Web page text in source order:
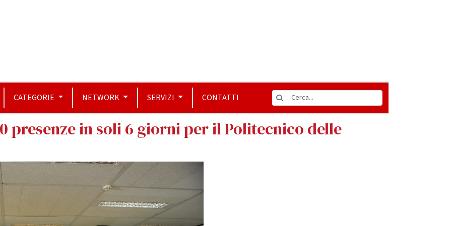
CATEGORIE NETWORK SERVIZI CONTATTI
presenze in soli 6 giorni per il Politecnico delle